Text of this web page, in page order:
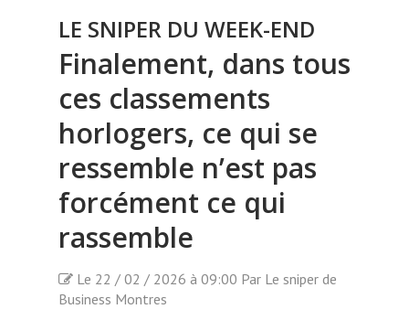
LE SNIPER DU WEEK-END
Finalement, dans tous
ces classements
horlogers, ce qui se
ressemble n’est pas
forcément ce qui
rassemble
Le 22 / 02 / 2026 à 09:00 Par Le sniper de
Business Montres